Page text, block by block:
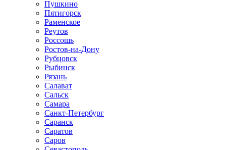
Пушкино
Пятигорск
Раменское
Реутов
Россошь
Ростов-на-Дону
Рубцовск
Рыбинск
Рязань
Салават
Сальск
Самара
Санкт-Петербург
Саранск
Саратов
Саров